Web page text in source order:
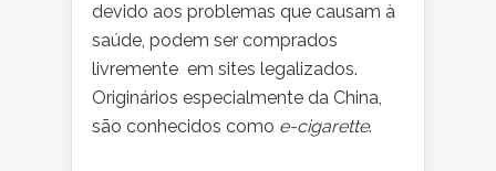
devido aos problemas que causam à
saúde, podem ser comprados
livremente em sites legalizados.
Originários especialmente da China,
são conhecidos como e-cigarette.